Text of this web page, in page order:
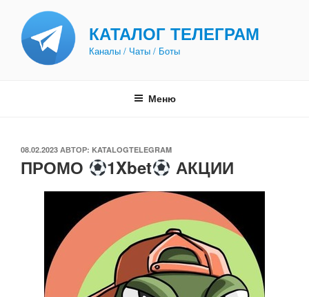
содержимому
КАТАЛОГ ТЕЛЕГРАМ
Каналы / Чаты / Боты
Меню
ОПУБЛИКОВАНО
08.02.2023 АВТОР: KATALOGTELEGRAM
ПРОМО 1Xbet АКЦИИ